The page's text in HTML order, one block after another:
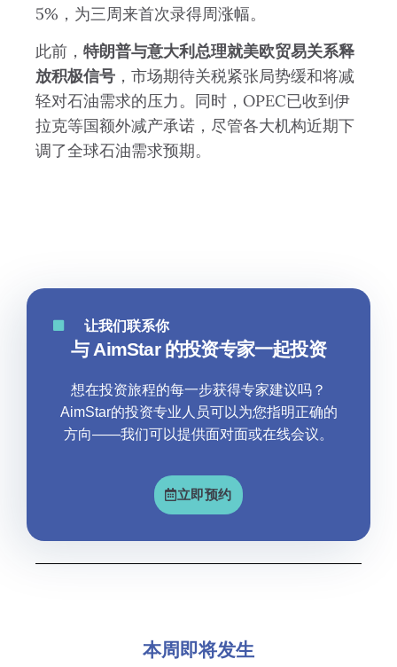
5%，为三周来首次录得周涨幅。
此前， 特朗普与意大利总理就美欧贸易关系释
放积极信号 ，市场期待关税紧张局势缓和将减
轻对石油需求的压力。同时，OPEC已收到伊
拉克等国额外减产承诺，尽管各大机构近期下
调了全球石油需求预期。
让我们联系你
与 AimStar 的投资专家一起投资
想在投资旅程的每一步获得专家建议吗？
AimStar的投资专业人员可以为您指明正确的
方向——我们可以提供面对面或在线会议。
立即预约
本周即将发生